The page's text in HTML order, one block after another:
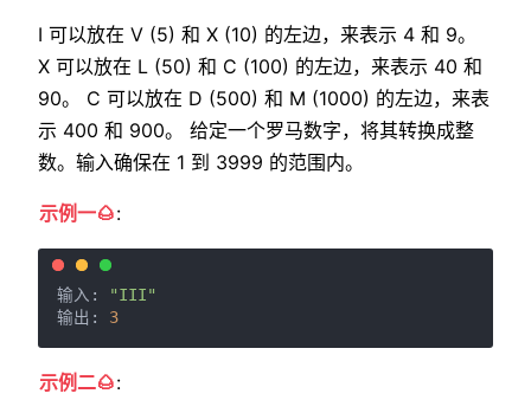
I 可以放在 V (5) 和 X (10) 的左边，来表示 4 和 9。
X 可以放在 L (50) 和 C (100) 的左边，来表示 40 和
90。 C 可以放在 D (500) 和 M (1000) 的左边，来表
示 400 和 900。 给定一个罗马数字，将其转换成整
数。输入确保在 1 到 3999 的范围内。
示例一🌰:
输入:
"III"
输出: 3
示例二🌰: